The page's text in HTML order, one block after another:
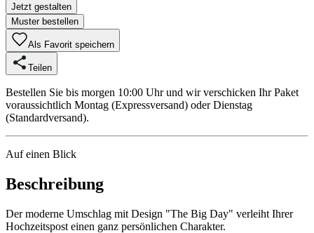
Jetzt gestalten
Muster bestellen
Als Favorit speichern
Teilen
Bestellen Sie bis morgen 10:00 Uhr und wir verschicken Ihr Paket
voraussichtlich Montag (Expressversand) oder Dienstag
(Standardversand).
Auf einen Blick
Beschreibung
Der moderne Umschlag mit Design "The Big Day" verleiht Ihrer
Hochzeitspost einen ganz persönlichen Charakter.